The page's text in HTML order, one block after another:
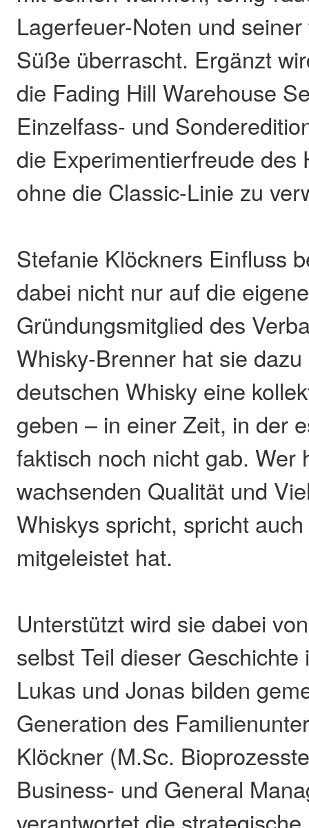
Lagerfeuer-Noten und
Süße überrascht. Ergänzt
die Fading Hill Warehouse
Einzelfass- und
die Experimentierfreude des
ohne die Classic-Linie zu
Stefanie Klöckners Einfluss
dabei nicht nur auf die
Gründungsmitglied des
Whisky-Brenner hat sie
deutschen Whisky eine
geben – in einer Zeit, in der
faktisch noch nicht gab. Wer
wachsenden Qualität und
Whiskys spricht, spricht
mitgeleistet hat.
Unterstützt wird sie dabei
selbst Teil dieser
Lukas und Jonas bilden
Generation des
Klöckner (M.Sc.
Business- und General